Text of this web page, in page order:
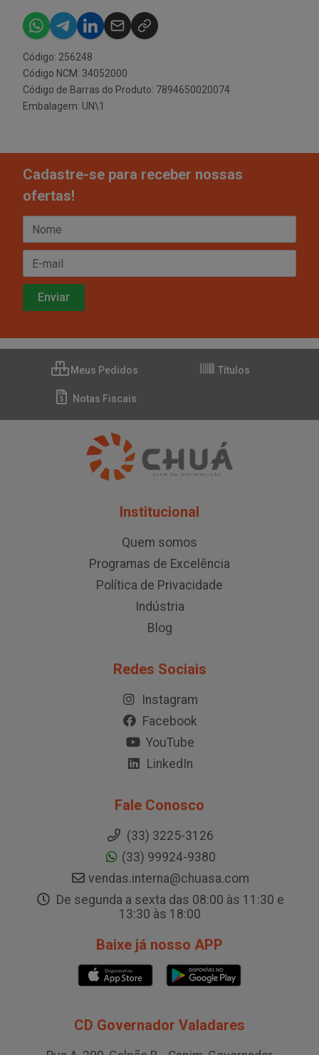
Código: 256248
Código NCM: 34052000
Código de Barras do Produto: 7894650020074
Embalagem: UN\1
Cadastre-se para receber nossas
ofertas!
Meus Pedidos Títulos
Notas Fiscais
Institucional
Quem somos
Programas de Excelência
Política de Privacidade
Indústria
Blog
Redes Sociais
Instagram
Facebook
YouTube
LinkedIn
Fale Conosco
(33) 3225-3126
(33) 99924-9380
vendas.interna@chuasa.com
De segunda a sexta das 08:00 às 11:30 e
13:30 às 18:00
Baixe já nosso APP
CD Governador Valadares